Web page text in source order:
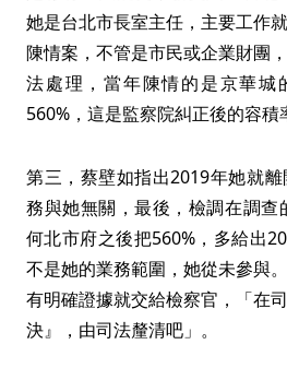
她是台北市長室主任，主要工作
陳情案，不管是市民或企業財團
法處理，當年陳情的是京華城
560%，這是監察院糾正後的容積
第三，蔡壁如指出2019年她就
務與她無關，最後，檢調在調查
何北市府之後把560%，多給出
不是她的業務範圍，她從未參與
有明確證據就交給檢察官，「在
決』，由司法釐清吧」。